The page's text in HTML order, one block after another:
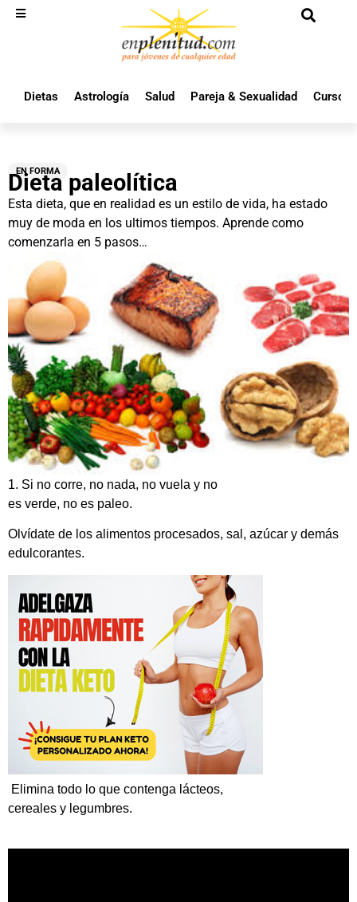
Dietas Astrología Salud Pareja & Sexualidad Cursos
EN FORMA
Dieta paleolítica
Esta dieta, que en realidad es un estilo de vida, ha estado
muy de moda en los ultimos tiempos. Aprende como
comenzarla en 5 pasos…
1. Si no corre, no nada, no vuela y no
es verde, no es paleo.
Olvídate de los alimentos procesados, sal, azúcar y demás
edulcorantes.
Elimina todo lo que contenga lácteos,
cereales y legumbres.